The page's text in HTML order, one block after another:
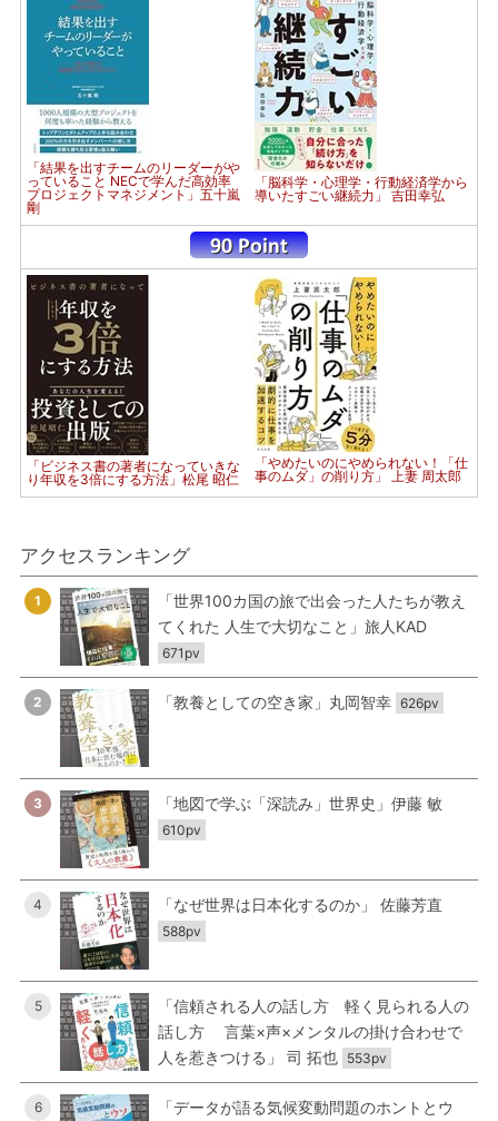
「結果を出すチームのリーダーがや
っていること NECで学んだ高効率
プロジェクトマネジメント」五十嵐
剛
「脳科学・心理学・行動経済学から
導いたすごい継続力」 吉田幸弘
「ビジネス書の著者になっていきな
り年収を3倍にする方法」松尾 昭仁
「やめたいのにやめられない！「仕
事のムダ」の削り方」 上妻 周太郎
アクセスランキング
1
「世界100カ国の旅で出会った人たちが教え
てくれた 人生で大切なこと」旅人KAD
671pv
2 「教養としての空き家」丸岡智幸 626pv
3 「地図で学ぶ「深読み」世界史」伊藤 敏
610pv
4 「なぜ世界は日本化するのか」 佐藤芳直
588pv
5
「信頼される人の話し方 軽く見られる人の
話し方 言葉×声×メンタルの掛け合わせで
人を惹きつける」 司 拓也 553pv
6
「データが語る気候変動問題のホントとウ